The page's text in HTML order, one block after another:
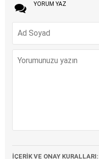
YORUM YAZ
İÇERİK VE ONAY KURALLARI: